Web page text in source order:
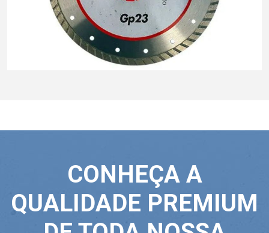
CONHEÇA A
QUALIDADE PREMIUM